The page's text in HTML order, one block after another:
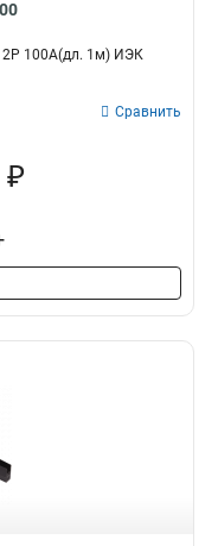
2Р 100А(дл. 1м) ИЭК
Сравнить
₽